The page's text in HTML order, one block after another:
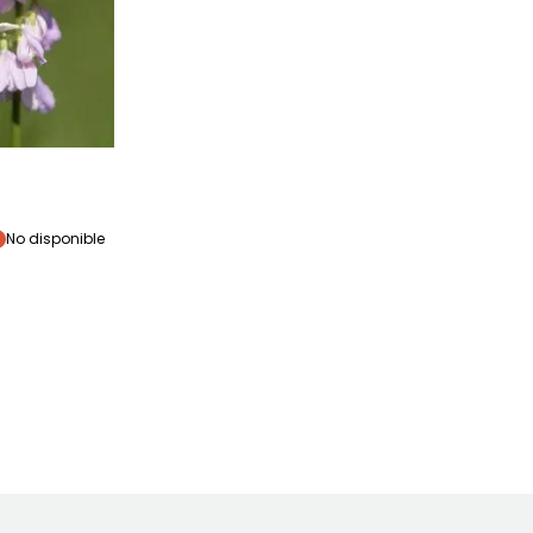
de floración
No disponible